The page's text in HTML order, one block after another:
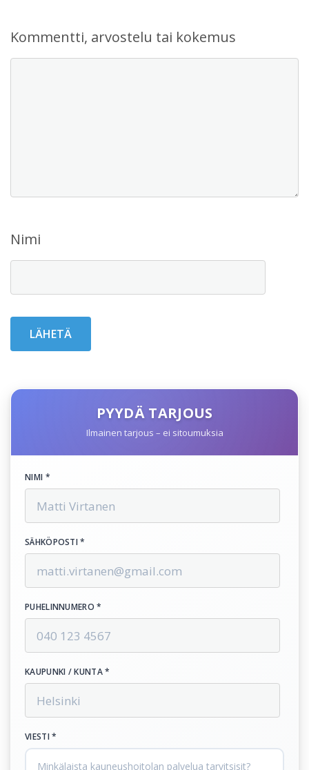
Kommentti, arvostelu tai kokemus
Nimi
PYYDÄ TARJOUS
Ilmainen tarjous – ei sitoumuksia
NIMI *
SÄHKÖPOSTI *
PUHELINNUMERO *
KAUPUNKI / KUNTA *
VIESTI *